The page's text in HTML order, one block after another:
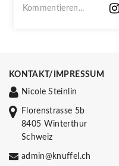
Kommentieren...
KONTAKT/IMPRESSUM
Nicole Steinlin
Florenstrasse 5b
8405 Winterthur
Schweiz
admin@knuffel.ch